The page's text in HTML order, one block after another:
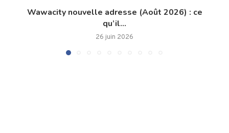
Wawacity nouvelle adresse (Août 2026) : ce
qu’il...
26 juin 2026